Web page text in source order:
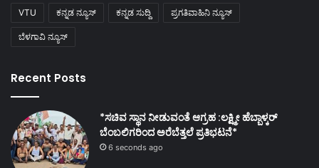
VTU ಕನ್ನಡ ನ್ಯೂಸ್ ಕನ್ನಡ ಸುದ್ದಿ ಪ್ರಗತಿವಾಹಿನಿ ನ್ಯೂಸ್
ಬೆಳಗಾವಿ ನ್ಯೂಸ್
Recent Posts
*ಸಚಿವ ಸ್ಥಾನ ನೀಡುವಂತೆ ಆಗ್ರಹ :ಲಕ್ಷ್ಮೀ ಹೆಬ್ಬಾಳ್ಕರ್
ಬೆಂಬಲಿಗರಿಂದ ಅರೆಬೆತ್ತಲೆ ಪ್ರತಿಭಟನೆ*
6 seconds ago